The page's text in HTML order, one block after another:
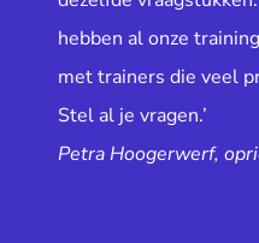
hebben al onze
met trainers die veel
Stel al je vragen.’
Petra Hoogerwerf,